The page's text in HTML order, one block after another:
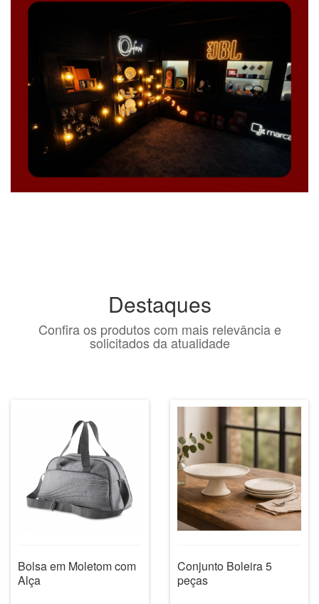
Destaques
Confira os produtos com mais relevância e
solicitados da atualidade
Bolsa em Moletom com
Alça
Conjunto Boleira 5
peças